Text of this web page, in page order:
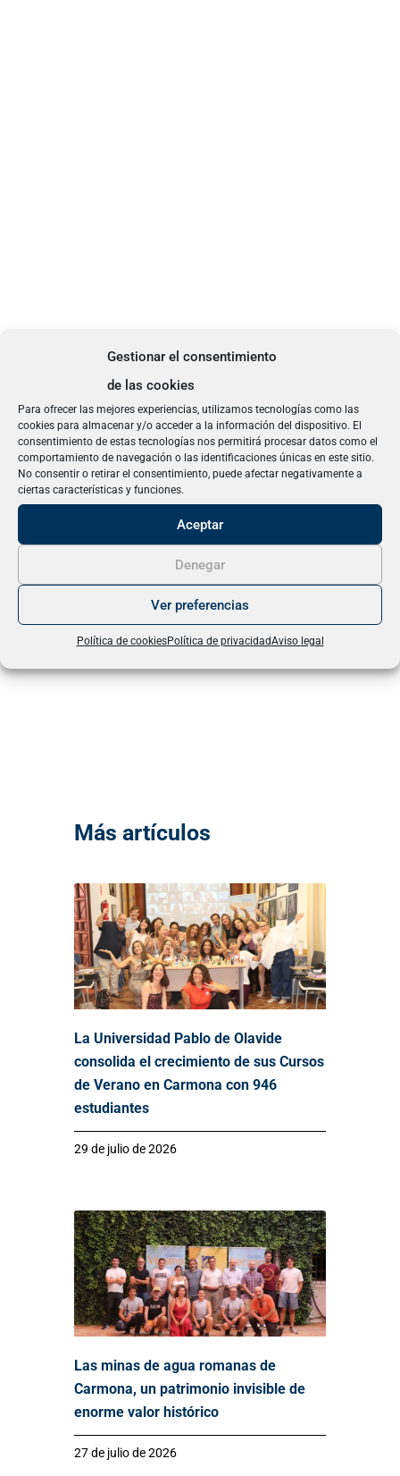
Gestionar el consentimiento
de las cookies
Para ofrecer las mejores experiencias, utilizamos tecnologías como las
cookies para almacenar y/o acceder a la información del dispositivo. El
consentimiento de estas tecnologías nos permitirá procesar datos como el
comportamiento de navegación o las identificaciones únicas en este sitio.
No consentir o retirar el consentimiento, puede afectar negativamente a
ciertas características y funciones.
Aceptar
Denegar
Ver preferencias
Política de cookiesPolítica de privacidadAviso legal
Más artículos
La Universidad Pablo de Olavide
consolida el crecimiento de sus Cursos
de Verano en Carmona con 946
estudiantes
29 de julio de 2026
Las minas de agua romanas de
Carmona, un patrimonio invisible de
enorme valor histórico
27 de julio de 2026